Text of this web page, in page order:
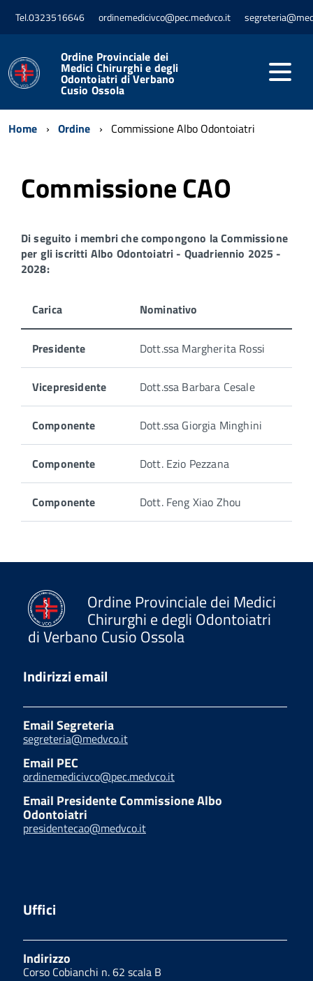
Tel.0323516646 ordinemedicivco@pec.medvco.it
Ordine Provinciale dei
Medici Chirurghi e degli
Odontoiatri di Verbano
Cusio Ossola
Home Ordine Commissione Albo Odontoiatri
Commissione CAO
Di seguito i membri che compongono la Commissione
per gli iscritti Albo Odontoiatri - Quadriennio 2025 -
2028:
Carica Nominativo
Presidente Dott.ssa Margherita Rossi
Vicepresidente Dott.ssa Barbara Cesale
Componente Dott.ssa Giorgia Minghini
Componente Dott. Ezio Pezzana
Componente Dott. Feng Xiao Zhou
Ordine Provinciale dei Medici
Chirurghi e degli Odontoiatri
di Verbano Cusio Ossola
Indirizzi email
Email Segreteria
segreteria@medvco.it
Email PEC
ordinemedicivco@pec.medvco.it
Email Presidente Commissione Albo
Odontoiatri
presidentecao@medvco.it
Uffici
Indirizzo
Corso Cobianchi n. 62 scala B